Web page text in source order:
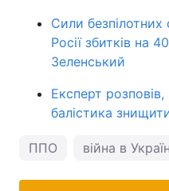
Сили безпілотних
Росії збитків на
Зеленський
Експерт
балістика
ППО війна в